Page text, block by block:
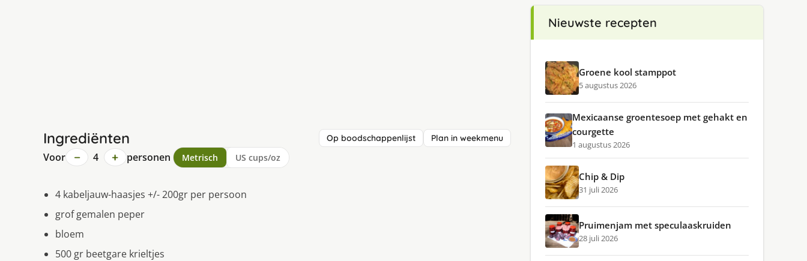
Ingrediënten Op boodschappenlijst Plan in weekmenu
Voor − 4 + personen Metrisch US cups/oz
4 kabeljauw-haasjes +/- 200gr per persoon
grof gemalen peper
bloem
500 gr beetgare krieltjes
Nieuwste recepten
Groene kool stamppot
5 augustus 2026
Mexicaanse groentesoep met gehakt en
courgette
1 augustus 2026
Chip & Dip
31 juli 2026
Pruimenjam met speculaaskruiden
28 juli 2026